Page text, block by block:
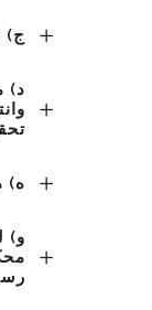
ج)
د)
ه)
و)